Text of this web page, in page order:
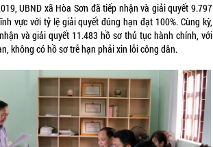
UBND xã Hòa Sơn đã tiếp nhận và giải quyết 9.797
vực với tỷ lệ giải quyết đúng hạn đạt 100%. Cùng kỳ,
và giải quyết 11.483 hồ sơ thủ tục hành chính, với
không có hồ sơ trễ hạn phải xin lỗi công dân.